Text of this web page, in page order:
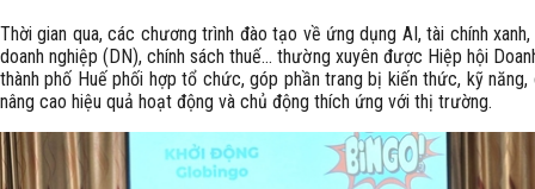
Thời gian qua, các chương trình đào tạo về ứng dụng AI, tài chính
doanh nghiệp (DN), chính sách thuế… thường xuyên được Hiệp hội
thành phố Huế phối hợp tổ chức, góp phần trang bị kiến thức, kỹ năng,
nâng cao hiệu quả hoạt động và chủ động thích ứng với thị trường.